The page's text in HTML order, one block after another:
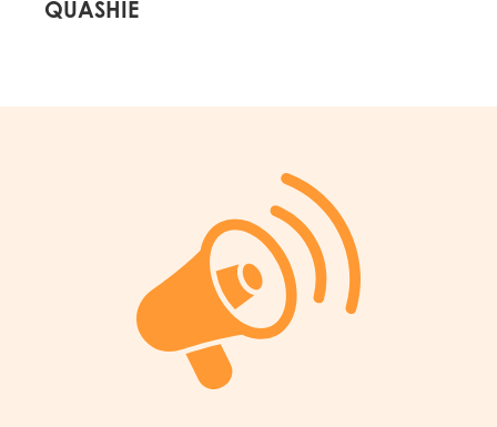
QUASHIE